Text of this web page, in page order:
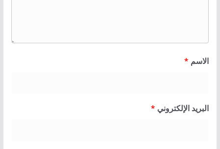
الاسم *
البريد الإلكتروني *